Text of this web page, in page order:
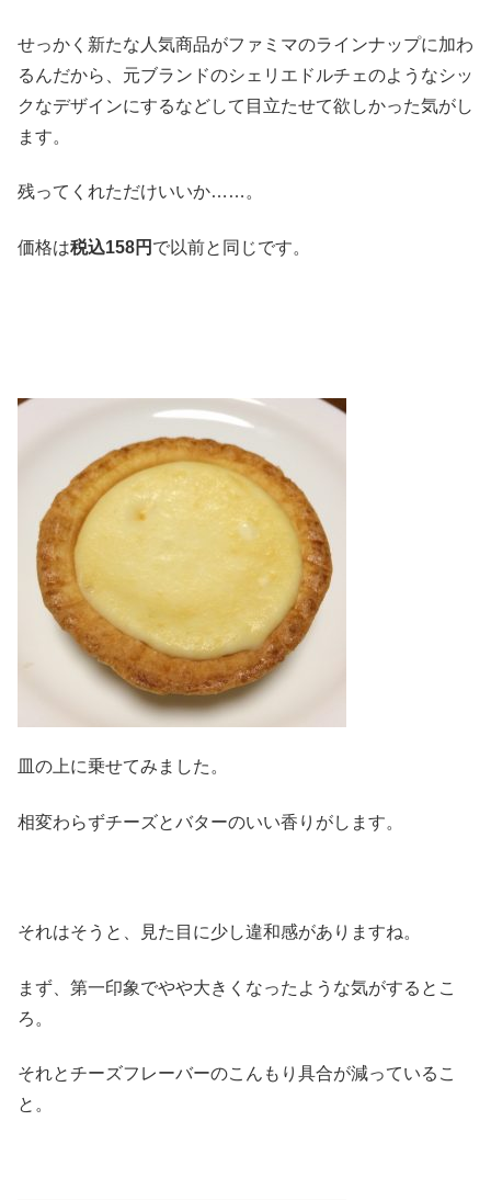
せっかく新たな人気商品がファミマのラインナップに加わ
るんだから、元ブランドのシェリエドルチェのようなシッ
クなデザインにするなどして目立たせて欲しかった気がし
ます。
残ってくれただけいいか……。
価格は税込158円 で以前と同じです。
皿の上に乗せてみました。
相変わらずチーズとバターのいい香りがします。
それはそうと、見た目に少し違和感がありますね。
まず、第一印象でやや大きくなったような気がするとこ
ろ。
それとチーズフレーバーのこんもり具合が減っているこ
と。